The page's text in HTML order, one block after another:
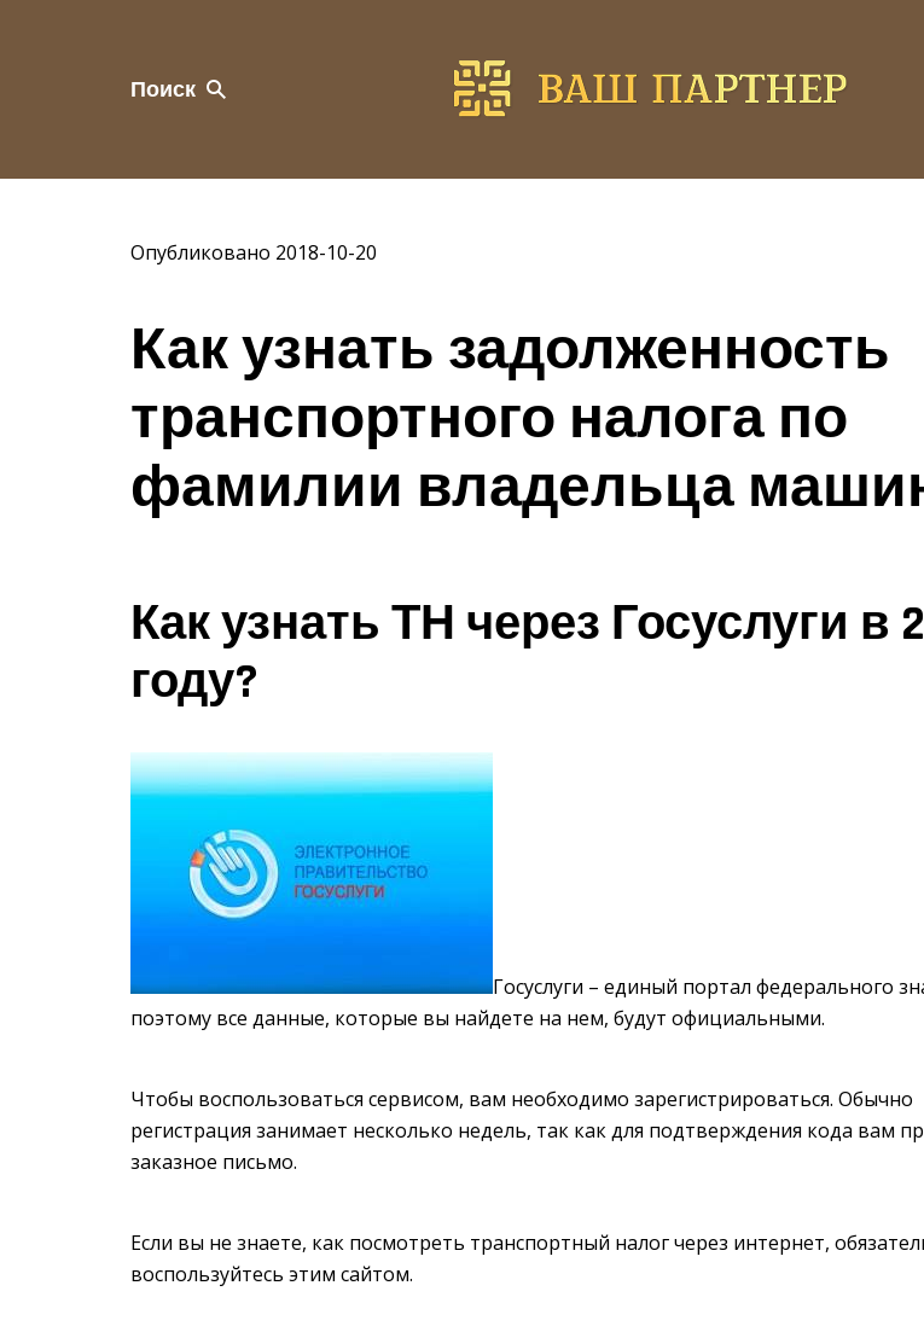
Поиск
Опубликовано 2018-10-20
Как узнать задолженность
транспортного налога по
фамилии владельца
Как узнать ТН через Госуслуги в
году?
Госуслуги – единый портал федерального
поэтому все данные, которые вы найдете на нем, будут официальными.
Чтобы воспользоваться сервисом, вам необходимо зарегистрироваться. Обычно
регистрация занимает несколько недель, так как для подтверждения кода вам
заказное письмо.
Если вы не знаете, как посмотреть транспортный налог через интернет,
воспользуйтесь этим сайтом.